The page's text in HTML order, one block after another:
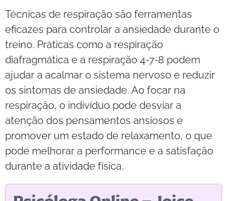
Técnicas de respiração são ferramentas
eficazes para controlar a ansiedade durante o
treino. Práticas como a respiração
diafragmática e a respiração 4-7-8 podem
ajudar a acalmar o sistema nervoso e reduzir
os sintomas de ansiedade. Ao focar na
respiração, o indivíduo pode desviar a
atenção dos pensamentos ansiosos e
promover um estado de relaxamento, o que
pode melhorar a performance e a satisfação
durante a atividade física.